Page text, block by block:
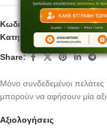
Κωδικός προϊόντος:
Κατηγορία: Εξαρτήματα
Share:
Αξιολογήσεις
Μόνο συνδεδεμένοι
μπορούν να αφήσουν μία